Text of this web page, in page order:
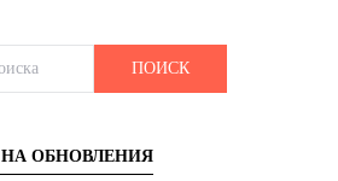
ПОИСК
ОБНОВЛЕНИЯ